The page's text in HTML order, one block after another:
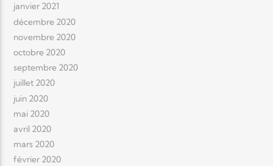
janvier 2021
décembre 2020
novembre 2020
octobre 2020
septembre 2020
juillet 2020
juin 2020
mai 2020
avril 2020
mars 2020
février 2020